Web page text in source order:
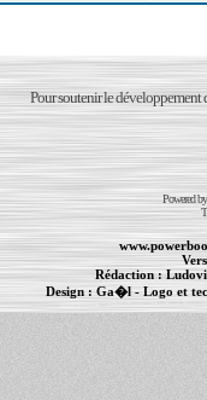
Pour soutenir le développement
Powered
Rédaction :
Design : Ga�l- Logo et